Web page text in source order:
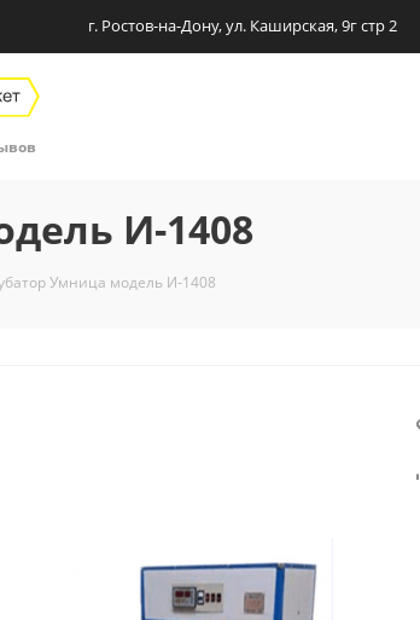
г. Ростов-на-Дону, ул. Каширская, 9г стр 2
И-1408
Умница модель И-1408